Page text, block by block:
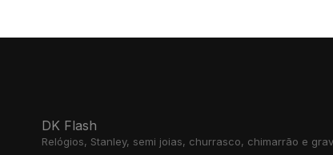
DK Flash
Relógios, Stanley, semi joias, churrasco, chimarrão e